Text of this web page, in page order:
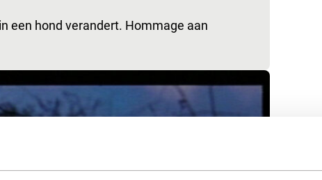
een hond verandert. Hommage aan